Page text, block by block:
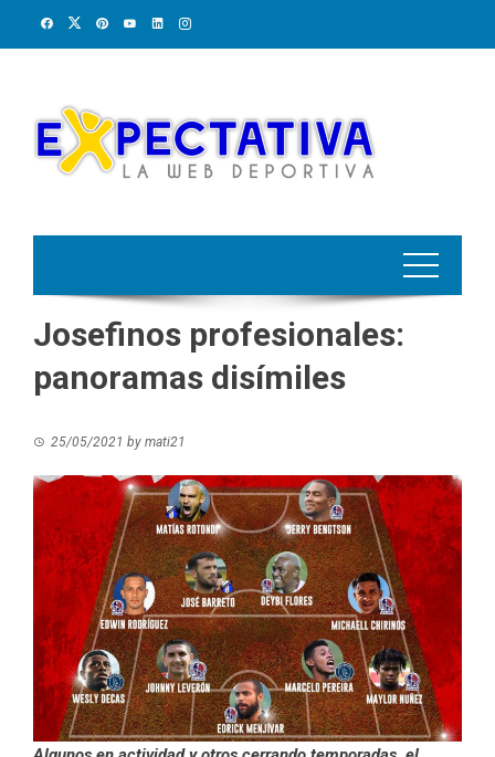
Josefinos profesionales:
panoramas disímiles
25/05/2021 by mati21